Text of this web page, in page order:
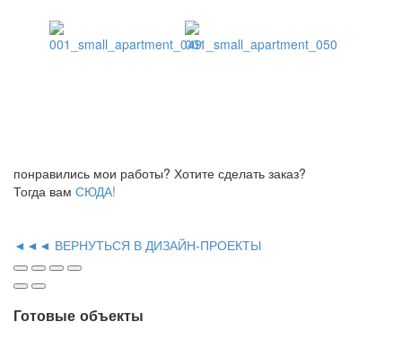
понравились мои работы? Хотите сделать заказ?
Тогда вам СЮДА!
◄◄◄ ВЕРНУТЬСЯ В ДИЗАЙН-ПРОЕКТЫ
Готовые объекты